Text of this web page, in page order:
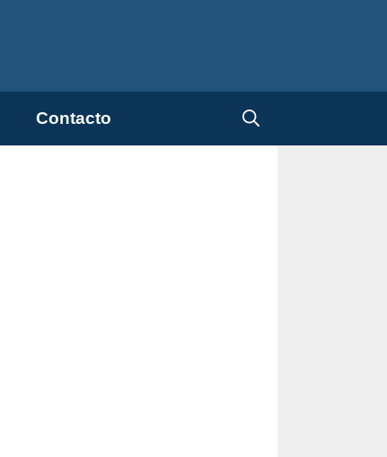
Contacto